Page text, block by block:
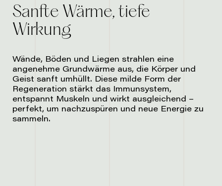
Sanfte Wärme, tiefe
Wirkung
Wände, Böden und Liegen strahlen eine
angenehme Grundwärme aus, die Körper und
Geist sanft umhüllt. Diese milde Form der
Regeneration stärkt das Immunsystem,
entspannt Muskeln und wirkt ausgleichend –
perfekt, um nachzuspüren und neue Energie zu
sammeln.